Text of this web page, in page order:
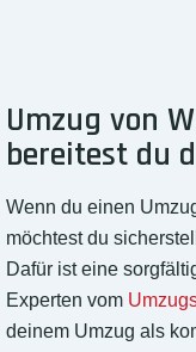
Umzug von
bereitest du
Wenn du einen
möchtest du
Dafür ist eine
Experten vom
deinem Umzug als